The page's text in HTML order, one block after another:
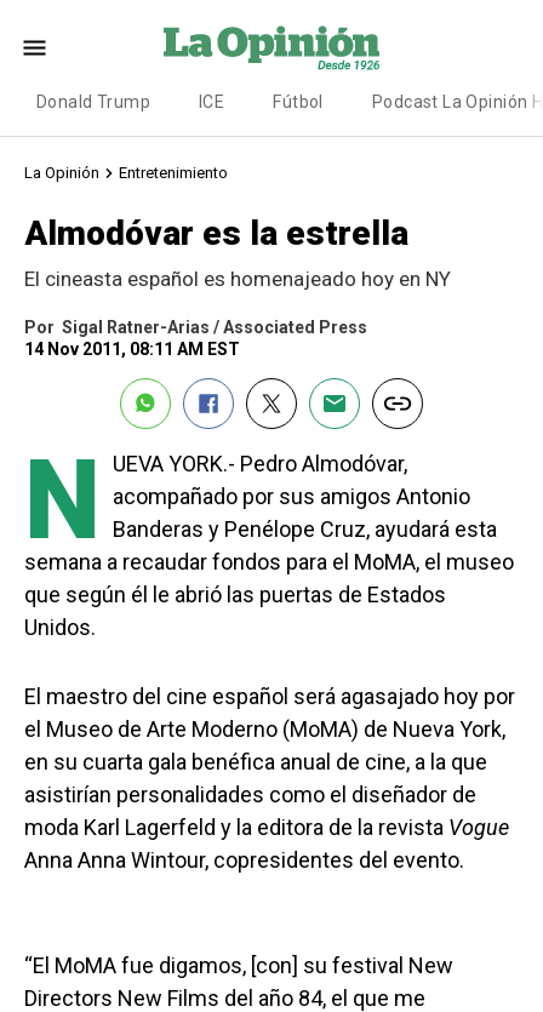
Donald Trump ICE Fútbol Podcast La Opinión
La Opinión Entretenimiento
Almodóvar es la estrella
El cineasta español es homenajeado hoy en NY
Por Sigal Ratner-Arias / Associated Press
14 Nov 2011, 08:11 AM EST
N
UEVA YORK.- Pedro Almodóvar,
acompañado por sus amigos Antonio
Banderas y Penélope Cruz, ayudará esta
semana a recaudar fondos para el MoMA, el museo
que según él le abrió las puertas de Estados
Unidos.
El maestro del cine español será agasajado hoy por
el Museo de Arte Moderno (MoMA) de Nueva York,
en su cuarta gala benéfica anual de cine, a la que
asistirían personalidades como el diseñador de
moda Karl Lagerfeld y la editora de la revista Vogue
Anna Anna Wintour, copresidentes del evento.
“El MoMA fue digamos, [con] su festival New
Directors New Films del año 84, el que me